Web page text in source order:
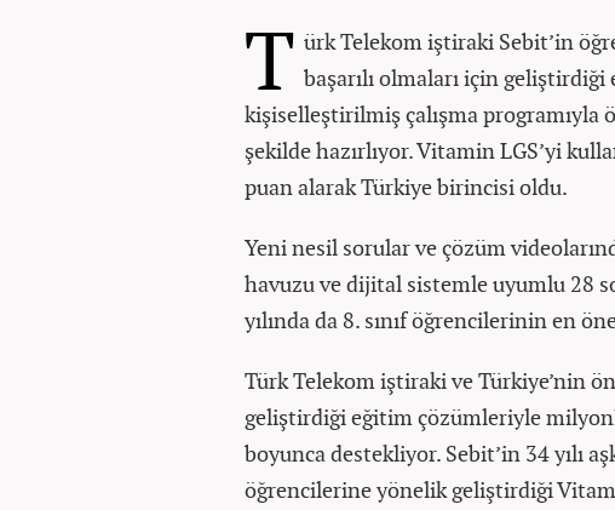
T ürk Telekom iştiraki Sebit’in
başarılı olmaları için
kişiselleştirilmiş çalışma programıyla
şekilde hazırlıyor. Vitamin LGS’yi
puan alarak Türkiye birincisi oldu.
Yeni nesil sorular ve çözüm
havuzu ve dijital sistemle uyumlu 28
yılında da 8. sınıf öğrencilerinin en
Türk Telekom iştiraki ve Türkiye’nin
geliştirdiği eğitim çözümleriyle
boyunca destekliyor. Sebit’in 34 yılı
öğrencilerine yönelik geliştirdiği